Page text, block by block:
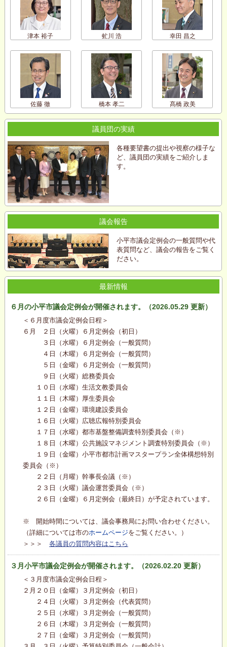
津本 裕子 虻川 浩 幸田 昌之
佐藤 徹 橋本 孝二 髙橋 政美
議員団の実績
各種要望書の提出や視察の様子な
ど、議員団の実績をご紹介しま
す。
議会報告
小平市議会定例会の一般質問や代
表質問など、議会の報告をご覧く
ださい。
最新情報
６月の小平市議会定例会が開催されます。（2026.05.29 更新）
＜６月度市議会定例会日程＞
６月 ２日（火曜）６月定例会（初日）
３日（水曜）６月定例会（一般質問）
４日（木曜）６月定例会（一般質問）
５日（金曜）６月定例会（一般質問）
９日（火曜）総務委員会
１０日（水曜）生活文教委員会
１１日（木曜）厚生委員会
１２日（金曜）環境建設委員会
１６日（火曜）広聴広報特別委員会
１７日（水曜）都市基盤整備調査特別委員会（※）
１８日（木曜）公共施設マネジメント調査特別委員会（※）
１９日（金曜）小平市都市計画マスタープラン全体構想特別
委員会（※）
２２日（月曜）幹事長会議（※）
２３日（火曜）議会運営委員会（※）
２６日（金曜）６月定例会（最終日）が予定されています。
※ 開始時間については、議会事務局にお問い合わせください。
（詳細については市のホームページをご覧ください。）
＞＞＞ 各議員の質問内容はこちら
３月小平市議会定例会が開催されます。（2026.02.20 更新）
＜３月度市議会定例会日程＞
２月２０日（金曜）３月定例会（初日）
２４日（火曜）３月定例会（代表質問）
２５日（水曜）３月定例会（一般質問）
２６日（木曜）３月定例会（一般質問）
２７日（金曜）３月定例会（一般質問）